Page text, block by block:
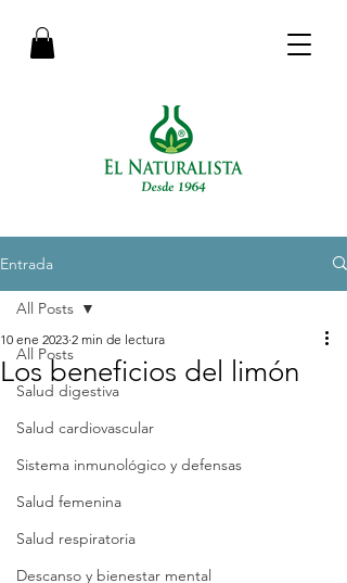
Entrada
All Posts
Salud digestiva
Salud cardiovascular
Sistema inmunológico y defensas
Salud femenina
Salud respiratoria
Descanso y bienestar mental
All Posts
Los beneficios del limón
10 ene 2023 2 min de lectura